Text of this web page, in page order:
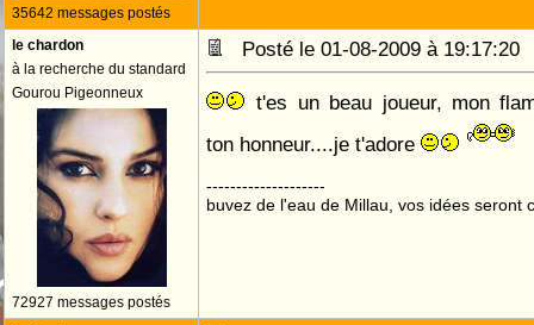
35642 messages postés
le chardon
à la recherche du standard
Gourou Pigeonneux
72927 messages postés
Posté le 01-08-2009 à
t'es un beau joueur, mon
ton honneur....je t'adore
--------------------
buvez de l'eau de Millau, vos idées seront